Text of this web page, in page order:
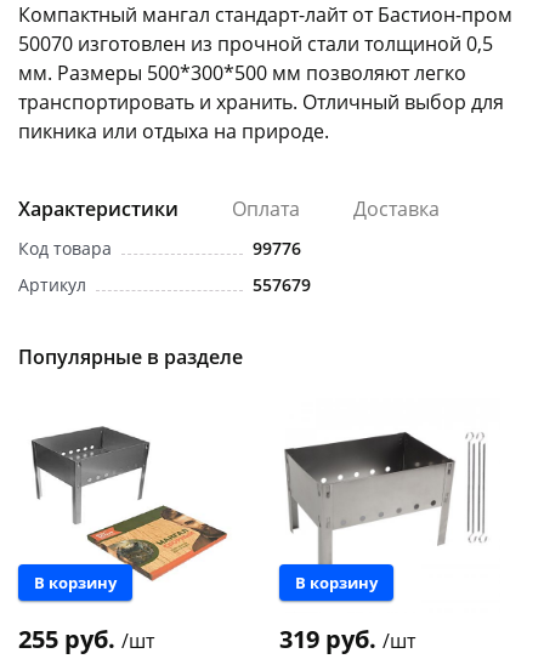
Компактный мангал стандарт-лайт от Бастион-пром
50070 изготовлен из прочной стали толщиной 0,5
мм. Размеры 500*300*500 мм позволяют легко
транспортировать и хранить. Отличный выбор для
пикника или отдыха на природе.
Характеристики Оплата Доставка
Код товара
99776
Артикул
557679
Популярные в разделе
В корзину
255 руб. /шт
В корзину
319 руб. /шт